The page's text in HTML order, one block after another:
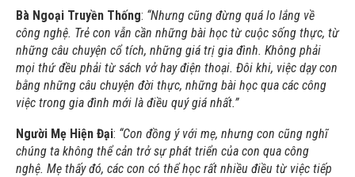
Bà Ngoại Truyền Thống: “Nhưng cũng đừng quá lo lắng về
công nghệ. Trẻ con vẫn cần những bài học từ cuộc sống thực, từ
những câu chuyện cổ tích, những giá trị gia đình. Không phải
mọi thứ đều phải từ sách vở hay điện thoại. Đôi khi, việc dạy con
bằng những câu chuyện đời thực, những bài học qua các công
việc trong gia đình mới là điều quý giá nhất.”
Người Mẹ Hiện Đại: “Con đồng ý với mẹ, nhưng con cũng nghĩ
chúng ta không thể cản trở sự phát triển của con qua công
nghệ. Mẹ thấy đó, các con có thể học rất nhiều điều từ việc tiếp